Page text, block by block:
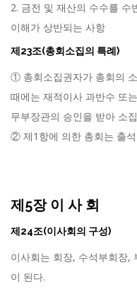
2. 금전 및 재산의 수수를 수
이해가 상반되는 사항
제23조(총회소집의 특례)
① 총회소집권자가 총회의
때에는 재적이사 과반수 또
무부장관의 승인을 받아 소
② 제1항에 의한 총회는 출
제5장 이 사 회
제24조(이사회의 구성)
이사회는 회장, 수석부회장,
이 된다.